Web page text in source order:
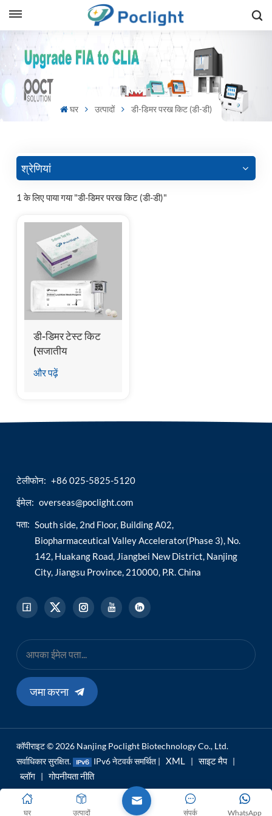
घर उत्पादों डी-डिमर परख किट (डी-डी)
श्रेणियां
1 के लिए पाया गया "डी-डिमर परख किट (डी-डी)"
डी-डिमर टेस्ट किट
(सजातीय
केमिलुमिनसेंस
इम्यूनोएसे)
और पढ़ें
टेलीफोन: +86 025-5825-5120
ईमेल: overseas@poclight.com
पता: South side, 2nd Floor, Building A02,
Biopharmaceutical Valley Accelerator(Phase 3), No.
142, Huakang Road, Jiangbei New District, Nanjing
City, Jiangsu Province, 210000, P.R. China
जमा करना
कॉपीराइट © 2026 Nanjing Poclight Biotechnology Co., Ltd.
सर्वाधिकार सुरक्षित.
IPv6 नेटवर्क समर्थित | XML | साइट मैप |
ब्लॉग | गोपनीयता नीति
घर उत्पादों WhatsApp
संपर्क